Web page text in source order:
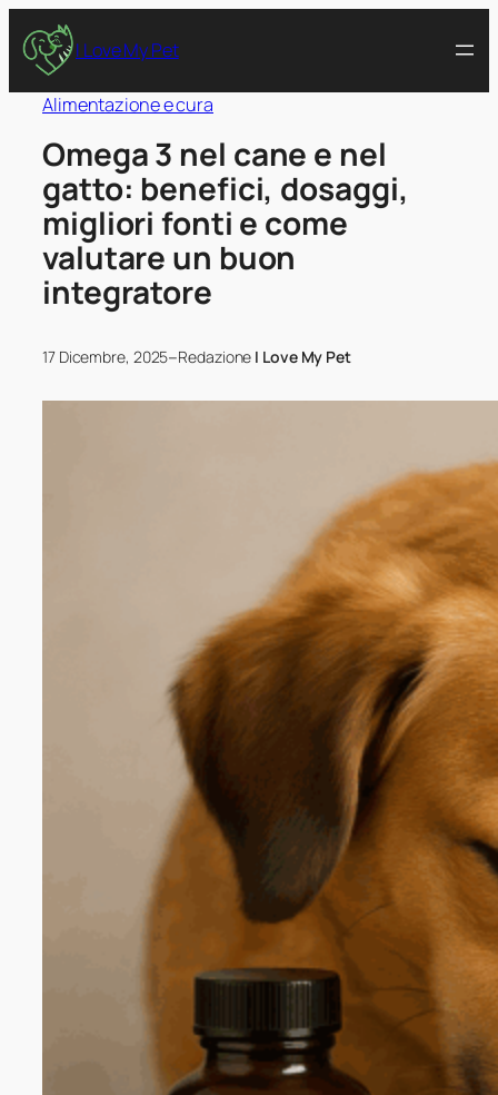
I Love My Pet
Alimentazione e cura
Omega 3 nel cane e nel
gatto: benefici, dosaggi,
migliori fonti e come
valutare un buon
integratore
17 Dicembre, 2025–Redazione I Love My Pet